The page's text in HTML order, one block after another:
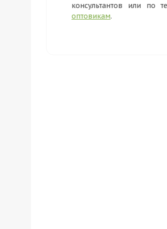
консультантов или по
оптовикам.